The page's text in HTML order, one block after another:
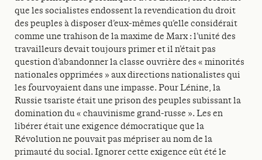
que les socialistes endossent la revendication du droit
des peuples à disposer d’eux-mêmes qu’elle considérait
comme une trahison de la maxime de Marx : l’unité des
travailleurs devait toujours primer et il n’était pas
question d’abandonner la classe ouvrière des « minorités
nationales opprimées » aux directions nationalistes qui
les fourvoyaient dans une impasse. Pour Lénine, la
Russie tsariste était une prison des peuples subissant la
domination du « chauvinisme grand-russe ». Les en
libérer était une exigence démocratique que la
Révolution ne pouvait pas mépriser au nom de la
primauté du social. Ignorer cette exigence eût été le